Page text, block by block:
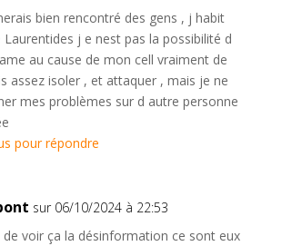
bien rencontré des gens , j habit
Laurentides j e nest pas la possibilité d
au cause de mon cell vraiment de
assez isoler , et attaquer , mais je ne
mes problèmes sur d autre personne
pour répondre
sur 06/10/2024 à 22:53
de voir ça la désinformation ce sont eux